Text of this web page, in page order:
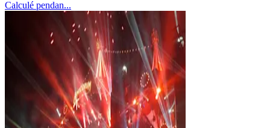
Calculé pendan...